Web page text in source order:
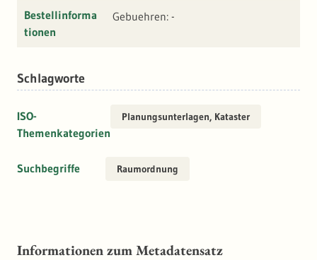
Bestellinforma
tionen
Gebuehren: -
Schlagworte
ISO-
Themenkategorien
Planungsunterlagen, Kataster
Suchbegriffe Raumordnung
Informationen zum Metadatensatz